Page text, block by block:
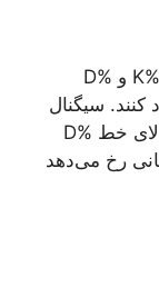
معامله‌گران به دنبال تقاطع بین خطوط %K و %D
کنند. سیگنال
خرید زمانی رخ می‌دهد که خط %K از بالای خط %D
رخ می‌دهد